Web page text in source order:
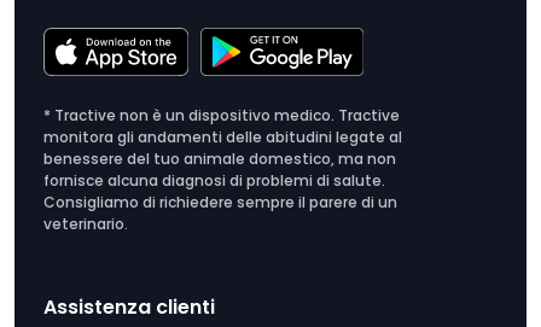
* Tractive non è un dispositivo medico. Tractive
monitora gli andamenti delle abitudini legate al
benessere del tuo animale domestico, ma non
fornisce alcuna diagnosi di problemi di salute.
Consigliamo di richiedere sempre il parere di un
veterinario.
Assistenza clienti